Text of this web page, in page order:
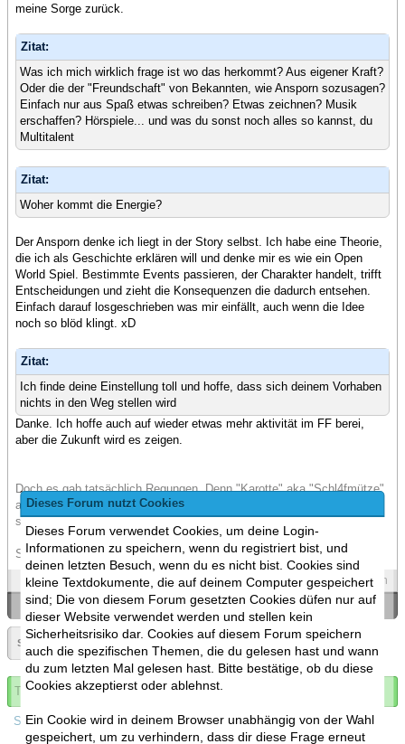
Dieses Forum nutzt Cookies
Dieses Forum verwendet Cookies, um deine Login-
Informationen zu speichern, wenn du registriert bist, und
deinen letzten Besuch, wenn du es nicht bist. Cookies sind
kleine Textdokumente, die auf deinem Computer gespeichert
sind; Die von diesem Forum gesetzten Cookies düfen nur auf
dieser Website verwendet werden und stellen kein
Sicherheitsrisiko dar. Cookies auf diesem Forum speichern
auch die spezifischen Themen, die du gelesen hast und wann
du zum letzten Mal gelesen hast. Bitte bestätige, ob du diese
Cookies akzeptierst oder ablehnst.
Ein Cookie wird in deinem Browser unabhängig von der Wahl
gespeichert, um zu verhindern, dass dir diese Frage erneut
meine Sorge zurück.
Zitat:
Was ich mich wirklich frage ist wo das herkommt? Aus eigener Kraft?
Oder die der "Freundschaft" von Bekannten, wie Ansporn sozusagen?
Einfach nur aus Spaß etwas schreiben? Etwas zeichnen? Musik
erschaffen? Hörspiele... und was du sonst noch alles so kannst, du
Multitalent
Zitat:
Woher kommt die Energie?
Der Ansporn denke ich liegt in der Story selbst. Ich habe eine Theorie,
die ich als Geschichte erklären will und denke mir es wie ein Open
World Spiel. Bestimmte Events passieren, der Charakter handelt, trifft
Entscheidungen und zieht die Konsequenzen die dadurch entsehen.
Einfach darauf losgeschrieben was mir einfällt, auch wenn die Idee
noch so blöd klingt. xD
Zitat:
Ich finde deine Einstellung toll und hoffe, dass sich deinem Vorhaben
nichts in den Weg stellen wird
Danke. Ich hoffe auch auf wieder etwas mehr aktivität im FF berei,
aber die Zukunft wird es zeigen.
Doch es gab tatsächlich Regungen. Denn "Karotte" aka "Schl4fmütze"
aus meinem FF Server, hat diese Szene gezeichnet, die aus Kapitel 3
stammt:
Spoiler(Öffnen)
Spoilers Zitieren
«Ein Thema zurück|Ein Thema vor»
Seite:
Thema abonnieren
Spoilers